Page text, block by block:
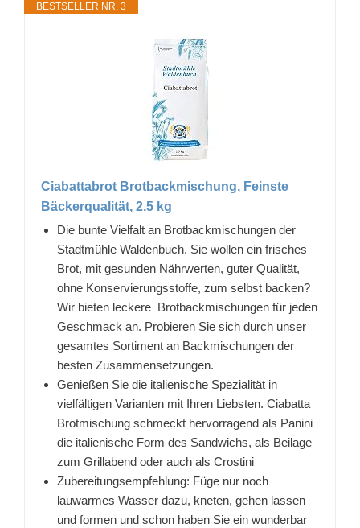
BESTSELLER NR. 3
Ciabattabrot Brotbackmischung, Feinste
Bäckerqualität, 2.5 kg
Die bunte Vielfalt an Brotbackmischungen der
Stadtmühle Waldenbuch. Sie wollen ein frisches
Brot, mit gesunden Nährwerten, guter Qualität,
ohne Konservierungsstoffe, zum selbst backen?
Wir bieten leckere Brotbackmischungen für jeden
Geschmack an. Probieren Sie sich durch unser
gesamtes Sortiment an Backmischungen der
besten Zusammensetzungen.
Genießen Sie die italienische Spezialität in
vielfältigen Varianten mit Ihren Liebsten. Ciabatta
Brotmischung schmeckt hervorragend als Panini
die italienische Form des Sandwichs, als Beilage
zum Grillabend oder auch als Crostini
Zubereitungsempfehlung: Füge nur noch
lauwarmes Wasser dazu, kneten, gehen lassen
und formen und schon haben Sie ein wunderbar